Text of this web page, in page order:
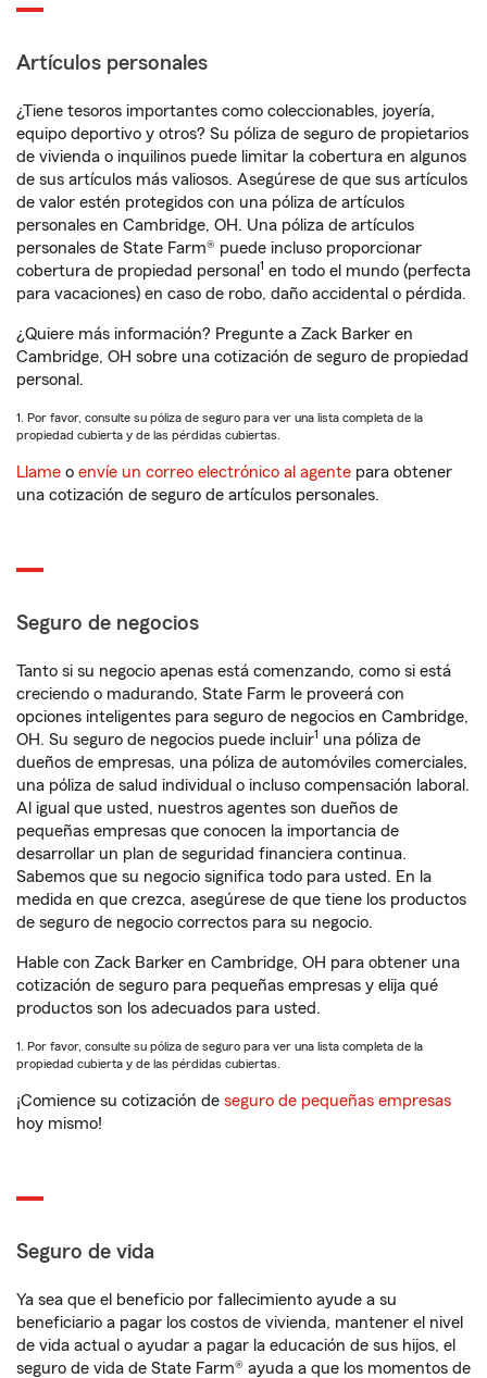
Artículos personales
¿Tiene tesoros importantes como coleccionables, joyería,
equipo deportivo y otros? Su póliza de seguro de propietarios
de vivienda o inquilinos puede limitar la cobertura en algunos
de sus artículos más valiosos. Asegúrese de que sus artículos
de valor estén protegidos con una póliza de artículos
personales en Cambridge, OH. Una póliza de artículos
personales de State Farm® puede incluso proporcionar
cobertura de propiedad personal 1 en todo el mundo (perfecta
para vacaciones) en caso de robo, daño accidental o pérdida.
¿Quiere más información? Pregunte a Zack Barker en
Cambridge, OH sobre una cotización de seguro de propiedad
personal.
1. Por favor, consulte su póliza de seguro para ver una lista completa de la
propiedad cubierta y de las pérdidas cubiertas.
Llame o envíe un correo electrónico al agente para obtener
una cotización de seguro de artículos personales.
Seguro de negocios
Tanto si su negocio apenas está comenzando, como si está
creciendo o madurando, State Farm le proveerá con
opciones inteligentes para seguro de negocios en Cambridge,
OH. Su seguro de negocios puede incluir1 una póliza de
dueños de empresas, una póliza de automóviles comerciales,
una póliza de salud individual o incluso compensación laboral.
Al igual que usted, nuestros agentes son dueños de
pequeñas empresas que conocen la importancia de
desarrollar un plan de seguridad financiera continua.
Sabemos que su negocio significa todo para usted. En la
medida en que crezca, asegúrese de que tiene los productos
de seguro de negocio correctos para su negocio.
Hable con Zack Barker en Cambridge, OH para obtener una
cotización de seguro para pequeñas empresas y elija qué
productos son los adecuados para usted.
1. Por favor, consulte su póliza de seguro para ver una lista completa de la
propiedad cubierta y de las pérdidas cubiertas.
¡Comience su cotización de seguro de pequeñas empresas
hoy mismo!
Seguro de vida
Ya sea que el beneficio por fallecimiento ayude a su
beneficiario a pagar los costos de vivienda, mantener el nivel
de vida actual o ayudar a pagar la educación de sus hijos, el
seguro de vida de State Farm® ayuda a que los momentos de